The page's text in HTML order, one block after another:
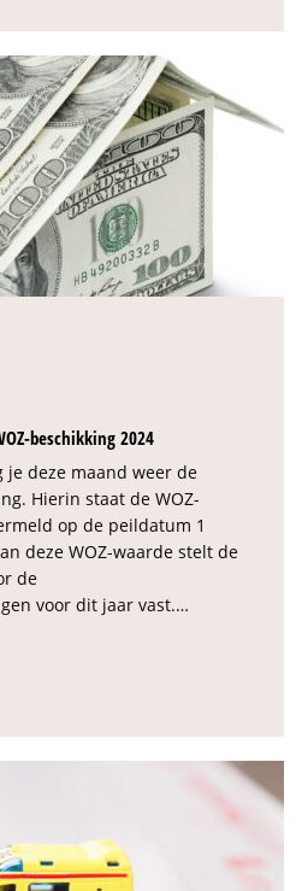
beschikking 2024
deze maand weer de
Hierin staat de WOZ-
op de peildatum 1
deze WOZ-waarde stelt de
de
voor dit jaar vast.…